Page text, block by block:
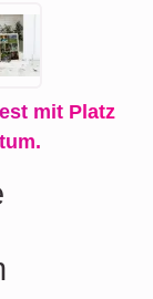
mit Platz